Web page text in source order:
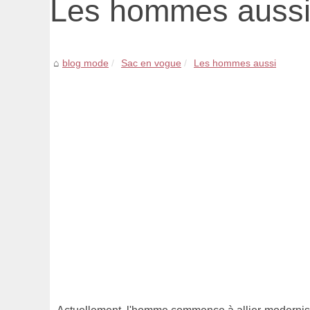
Les hommes aussi
blog mode Sac en vogue Les hommes aussi